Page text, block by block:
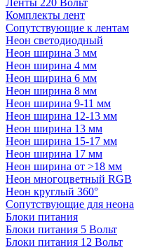
Ленты 220 Вольт
Комплекты лент
Сопутствующие к лентам
Неон светодиодный
Неон ширина 3 мм
Неон ширина 4 мм
Неон ширина 6 мм
Неон ширина 8 мм
Неон ширина 9-11 мм
Неон ширина 12-13 мм
Неон ширина 13 мм
Неон ширина 15-17 мм
Неон ширина 17 мм
Неон ширина от >18 мм
Неон многоцветный RGB
Неон круглый 360°
Сопутствующие для неона
Блоки питания
Блоки питания 5 Вольт
Блоки питания 12 Вольт